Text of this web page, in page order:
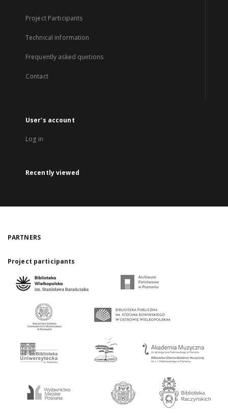
Project Participants
Technical information
Frequently asked quetions
Contact
User's account
Log in
Recently viewed
PARTNERS
Project participants